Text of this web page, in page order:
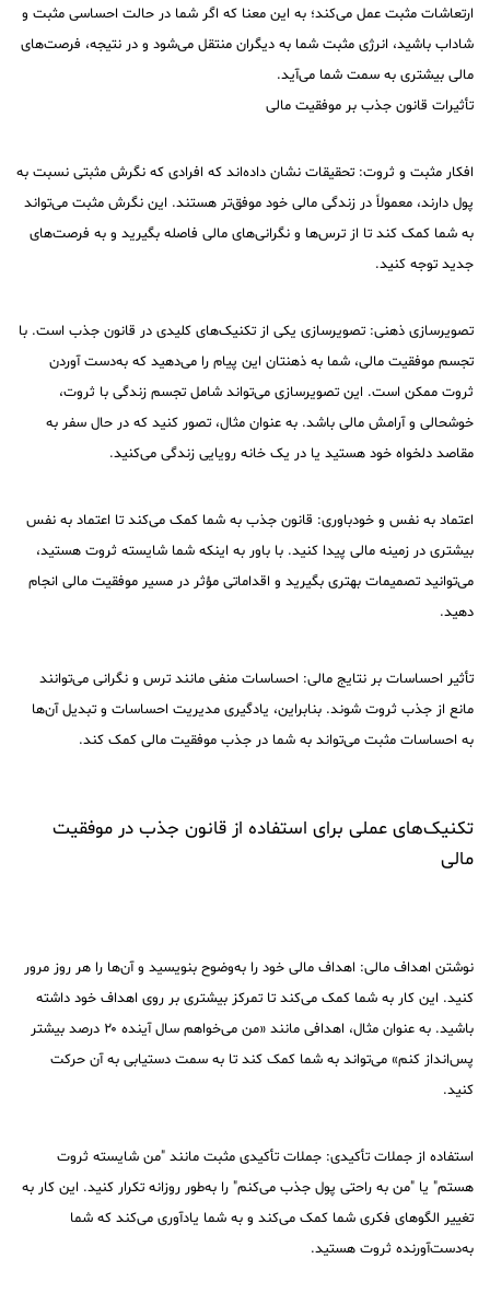
ارتعاشات مثبت عمل می‌کند؛ به این معنا که اگر شما در حالت احساسی مثبت و
شاداب باشید، انرژی مثبت شما به دیگران منتقل می‌شود و در نتیجه، فرصت‌های
مالی بیشتری به سمت شما می‌آید.
تأثیرات قانون جذب بر موفقیت مالی
افکار مثبت و ثروت: تحقیقات نشان داده‌اند که افرادی که نگرش مثبتی نسبت به
پول دارند، معمولاً در زندگی مالی خود موفق‌تر هستند. این نگرش مثبت می‌تواند
به شما کمک کند تا از ترس‌ها و نگرانی‌های مالی فاصله بگیرید و به فرصت‌های
جدید توجه کنید.
تصویرسازی ذهنی: تصویرسازی یکی از تکنیک‌های کلیدی در قانون جذب است. با
تجسم موفقیت مالی، شما به ذهنتان این پیام را می‌دهید که به‌دست آوردن
ثروت ممکن است. این تصویرسازی می‌تواند شامل تجسم زندگی با ثروت،
خوشحالی و آرامش مالی باشد. به عنوان مثال، تصور کنید که در حال سفر به
مقاصد دلخواه خود هستید یا در یک خانه رویایی زندگی می‌کنید.
اعتماد به نفس و خودباوری: قانون جذب به شما کمک می‌کند تا اعتماد به نفس
بیشتری در زمینه مالی پیدا کنید. با باور به اینکه شما شایسته ثروت هستید،
می‌توانید تصمیمات بهتری بگیرید و اقداماتی مؤثر در مسیر موفقیت مالی انجام
دهید.
تأثیر احساسات بر نتایج مالی: احساسات منفی مانند ترس و نگرانی می‌توانند
مانع از جذب ثروت شوند. بنابراین، یادگیری مدیریت احساسات و تبدیل آن‌ها
به احساسات مثبت می‌تواند به شما در جذب موفقیت مالی کمک کند.
تکنیک‌های عملی برای استفاده از قانون جذب در موفقیت
مالی
نوشتن اهداف مالی: اهداف مالی خود را به‌وضوح بنویسید و آن‌ها را هر روز مرور
کنید. این کار به شما کمک می‌کند تا تمرکز بیشتری بر روی اهداف خود داشته
باشید. به عنوان مثال، اهدافی مانند «من می‌خواهم سال آینده ۲۰ درصد بیشتر
پس‌انداز کنم» می‌تواند به شما کمک کند تا به سمت دستیابی به آن حرکت
کنید.
استفاده از جملات تأکیدی: جملات تأکیدی مثبت مانند "من شایسته ثروت
هستم" یا "من به راحتی پول جذب می‌کنم" را به‌طور روزانه تکرار کنید. این کار به
تغییر الگوهای فکری شما کمک می‌کند و به شما یادآوری می‌کند که شما
به‌دست‌آورنده ثروت هستید.